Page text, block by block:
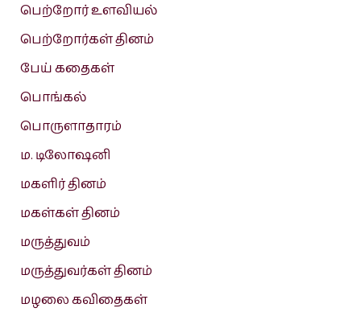
பெற்றோர் உளவியல்
பெற்றோர்கள் தினம்
பேய் கதைகள்
பொங்கல்
பொருளாதாரம்
ம. டிலோஷனி
மகளிர் தினம்
மகள்கள் தினம்
மருத்துவம்
மருத்துவர்கள் தினம்
மழலை கவிதைகள்